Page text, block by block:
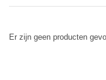
Er zijn geen producten